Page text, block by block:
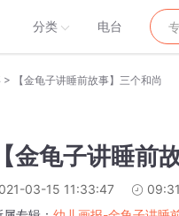
分类 电台
> 【金龟子讲睡前故事】三个和尚
【金龟子讲睡前
03-15 11:33:47 09:31